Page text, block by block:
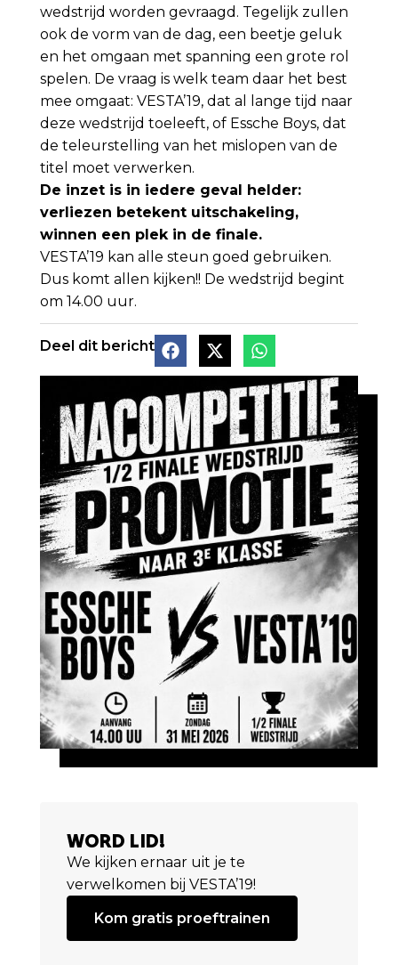
wedstrijd worden gevraagd. Tegelijk zullen
ook de vorm van de dag, een beetje geluk
en het omgaan met spanning een grote rol
spelen. De vraag is welk team daar het best
mee omgaat: VESTA’19, dat al lange tijd naar
deze wedstrijd toeleeft, of Essche Boys, dat
de teleurstelling van het mislopen van de
titel moet verwerken.
De inzet is in iedere geval helder:
verliezen betekent uitschakeling,
winnen een plek in de finale.
VESTA’19 kan alle steun goed gebruiken.
Dus komt allen kijken!! De wedstrijd begint
om 14.00 uur.
Deel dit bericht
WORD LID!
We kijken ernaar uit je te
verwelkomen bij VESTA’19!
Kom gratis proeftrainen